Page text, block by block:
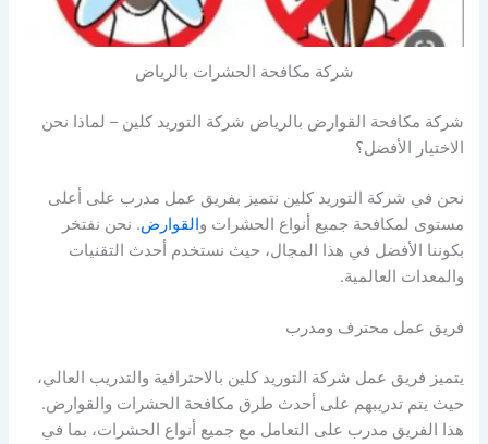
شركة مكافحة الحشرات بالرياض
شركة مكافحة القوارض بالرياض شركة التوريد كلين – لماذا نحن
الاختيار الأفضل؟
نحن في شركة التوريد كلين نتميز بفريق عمل مدرب على أعلى
مستوى لمكافحة جميع أنواع الحشرات والقوارض. نحن نفتخر
بكوننا الأفضل في هذا المجال، حيث نستخدم أحدث التقنيات
والمعدات العالمية.
فريق عمل محترف ومدرب
يتميز فريق عمل شركة التوريد كلين بالاحترافية والتدريب العالي،
حيث يتم تدريبهم على أحدث طرق مكافحة الحشرات والقوارض.
هذا الفريق مدرب على التعامل مع جميع أنواع الحشرات، بما في